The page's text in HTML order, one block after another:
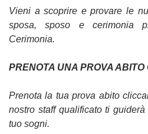
Vieni a scoprire e provare le
sposa, sposo e cerimonia
Cerimonia.
PRENOTA UNA PROVA ABITO
Prenota la tua prova abito
nostro staff qualificato ti
tuo sogni.